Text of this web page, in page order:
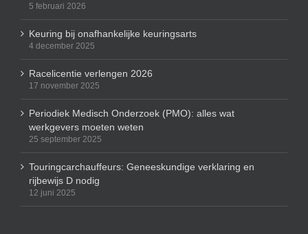
5 februari 2026
Keuring bij onafhankelijke keuringsarts
4 december 2025
Racelicentie verlengen 2026
17 november 2025
Periodiek Medisch Onderzoek (PMO): alles wat
werkgevers moeten weten
25 september 2025
Touringcarchauffeurs: Geneeskundige verklaring en
rijbewijs D nodig
12 juni 2025